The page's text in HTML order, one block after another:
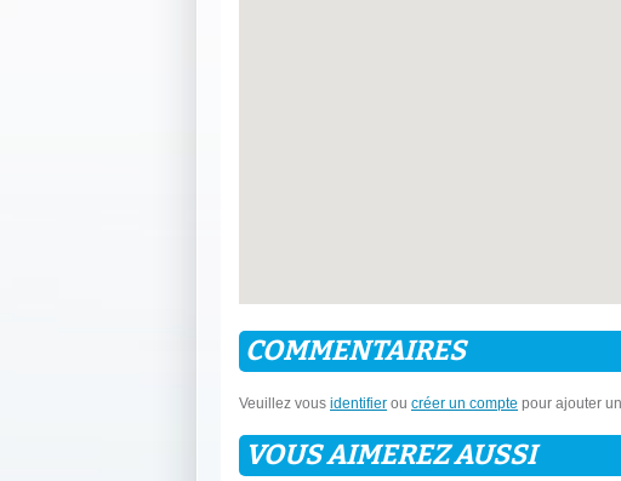
COMMENTAIRES
Veuillez vous identifier ou créer un compte pour ajouter
VOUS AIMEREZ AUSSI